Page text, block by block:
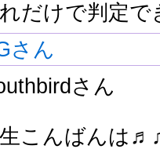
だけで判定
さん
さん
こんばんは